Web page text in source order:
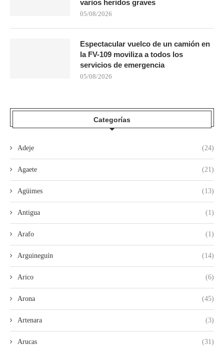
varios heridos graves
05/08/2026
Espectacular vuelco de un camión en
la FV-109 moviliza a todos los
servicios de emergencia
05/08/2026
Categorías
Adeje (24)
Agaete (21)
Agüimes (13)
Antigua (1)
Arafo (1)
Arguineguín (14)
Arico (6)
Arona (45)
Artenara (3)
Arucas (31)